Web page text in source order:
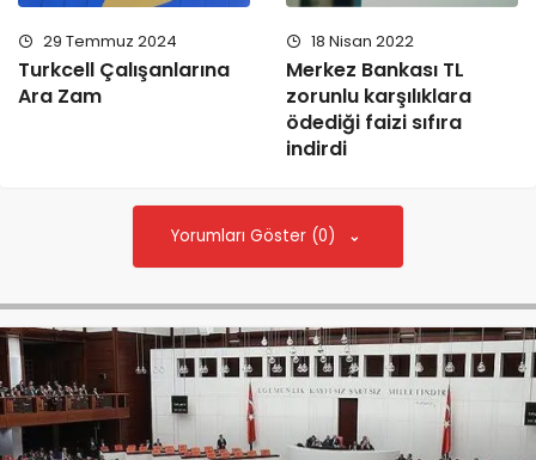
29 Temmuz 2024
Turkcell Çalışanlarına
Ara Zam
18 Nisan 2022
Merkez Bankası TL
zorunlu karşılıklara
ödediği faizi sıfıra
indirdi
Yorumları Göster (0)